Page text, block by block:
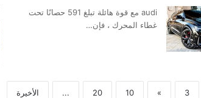
audi مع قوة هائلة تبلغ 591 حصانًا تحت
غطاء المحرك ، فإن…
3
»
10
20
... الأخيرة